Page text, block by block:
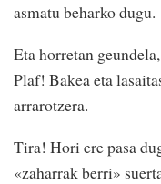
asmatu beharko dugu.
Eta horretan
Plaf! Bakea eta
arrarotzera.
Tira! Hori ere pasa
«zaharrak berri»